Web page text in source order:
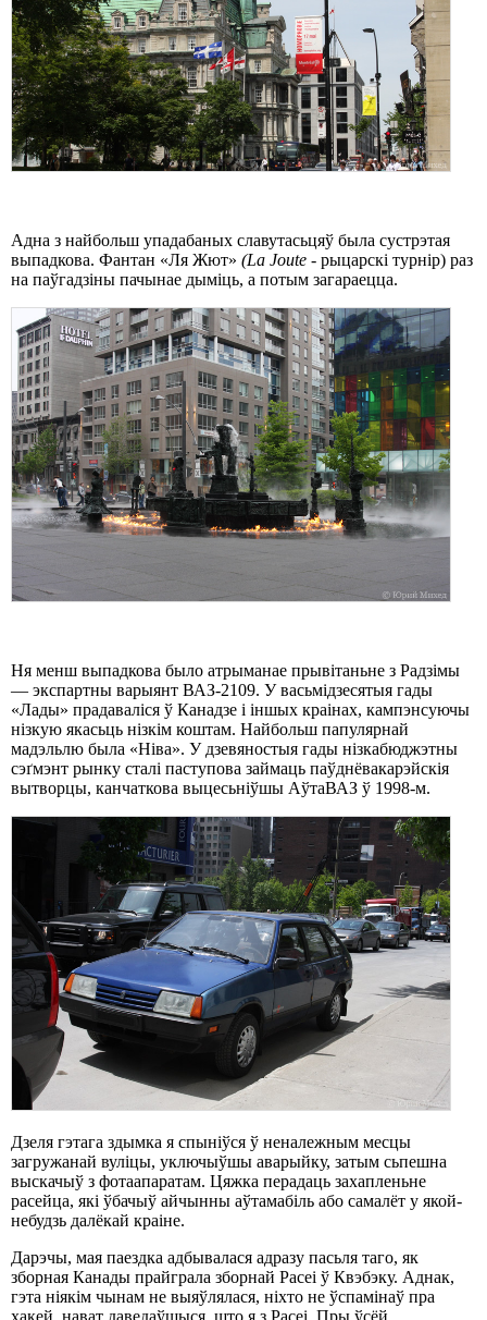
Адна з найбольш упадабаных славутасьцяў была сустрэтая
выпадкова. Фантан «Ля Жют» (La Joute - рыцарскі турнір) раз
на паўгадзіны пачынае дыміць, а потым загараецца.
Ня менш выпадкова было атрыманае прывітаньне з Радзімы
— экспартны варыянт ВАЗ-2109. У васьмідзесятыя гады
«Лады» прадаваліся ў Канадзе і іншых краінах, кампэнсуючы
нізкую якасьць нізкім коштам. Найбольш папулярнай
мадэльлю была «Ніва». У дзевяностыя гады нізкабюджэтны
сэґмэнт рынку сталі паступова займаць паўднёвакарэйскія
вытворцы, канчаткова выцесьніўшы АўтаВАЗ ў 1998-м.
Дзеля гэтага здымка я спыніўся ў неналежным месцы
загружанай вуліцы, уключыўшы аварыйку, затым сьпешна
выскачыў з фотаапаратам. Цяжка перадаць захапленьне
расейца, які ўбачыў айчынны аўтамабіль або самалёт у якой-
небудзь далёкай краіне.
Дарэчы, мая паездка адбывалася адразу пасьля таго, як
зборная Канады прайграла зборнай Расеі ў Квэбэку. Аднак,
гэта ніякім чынам не выяўлялася, ніхто не ўспамінаў пра
хакей, нават даведаўшыся, што я з Расеі. Пры ўсёй